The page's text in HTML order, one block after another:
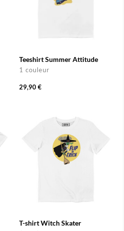
Teeshirt Summer Attitude
1 couleur
29,90 €
T-shirt Witch Skater